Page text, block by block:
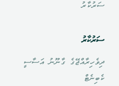
ސަރުކާރު
ސަރުކާރު
ދިވެހިރާއްޖޭގެ ގާނޫނު އަސާސީ
ކެބިނެޓް